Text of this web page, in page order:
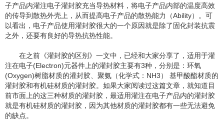
子产品内灌注电子灌封胶充当导热材料，将电子产品内部的温度高效
的传导到散热外壳上，从而提高电子产品的散热能力（Ability）。可
以看出，电子产品使用灌封胶很大的一个原因就是除了固化封装抗震
之外，还要有良好的导热抗热性能。
在之前《灌封胶的区别》一文中，已经和大家分享了，适用于灌
注在电子(Electron)元器件上的灌封胶主要有3种，分别是：环氧
(Oxygen)树脂材质的灌封胶、聚氨（化学式：NH3） 基甲酸酯材质的
灌封胶和有机硅材质的灌封胶。如果大家阅读过这篇文章，就知道目
前市面上的这三种材质的灌封胶，最适用灌注在电子产品内的灌封胶
就是有机硅材质的灌封胶，因为其他材质的灌封胶都有一些无法避免
的缺点。